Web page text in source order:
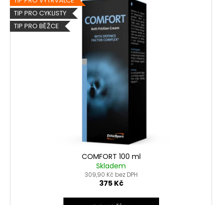
ý
p
TIP PRO CYKLISTY
TIP PRO BĚŽCE
COMFORT 100 ml
Skladem
309,90 Kč bez DPH
375 Kč